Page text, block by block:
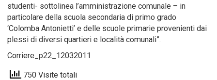
studenti- sottolinea l’amministrazione comunale – in
particolare della scuola secondaria di primo grado
‘Colomba Antonietti’ e delle scuole primarie provenienti dai
plessi di diversi quartieri e località comunali”.
Corriere_p22_12032011
750 Visite totali